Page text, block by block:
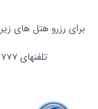
برای رزرو هتل های
تلفنهای 04133342777 و 04133251388 تماس بگیرید.